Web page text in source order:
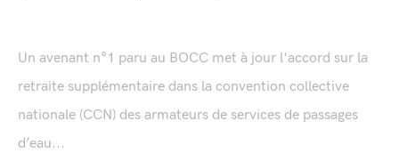
Un avenant n°1 paru au BOCC met à jour l'accord sur la
retraite supplémentaire dans la convention collective
nationale (CCN) des armateurs de services de passages
d’eau...